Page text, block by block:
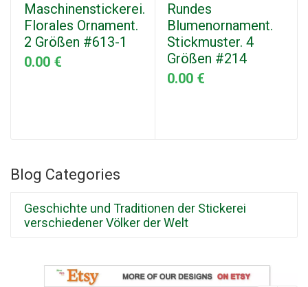
Maschinenstickerei.
Florales Ornament.
2 Größen #613-1
0.00 €
Rundes
Blumenornament.
Stickmuster. 4
Größen #214
0.00 €
Blog Categories
Geschichte und Traditionen der Stickerei
verschiedener Völker der Welt